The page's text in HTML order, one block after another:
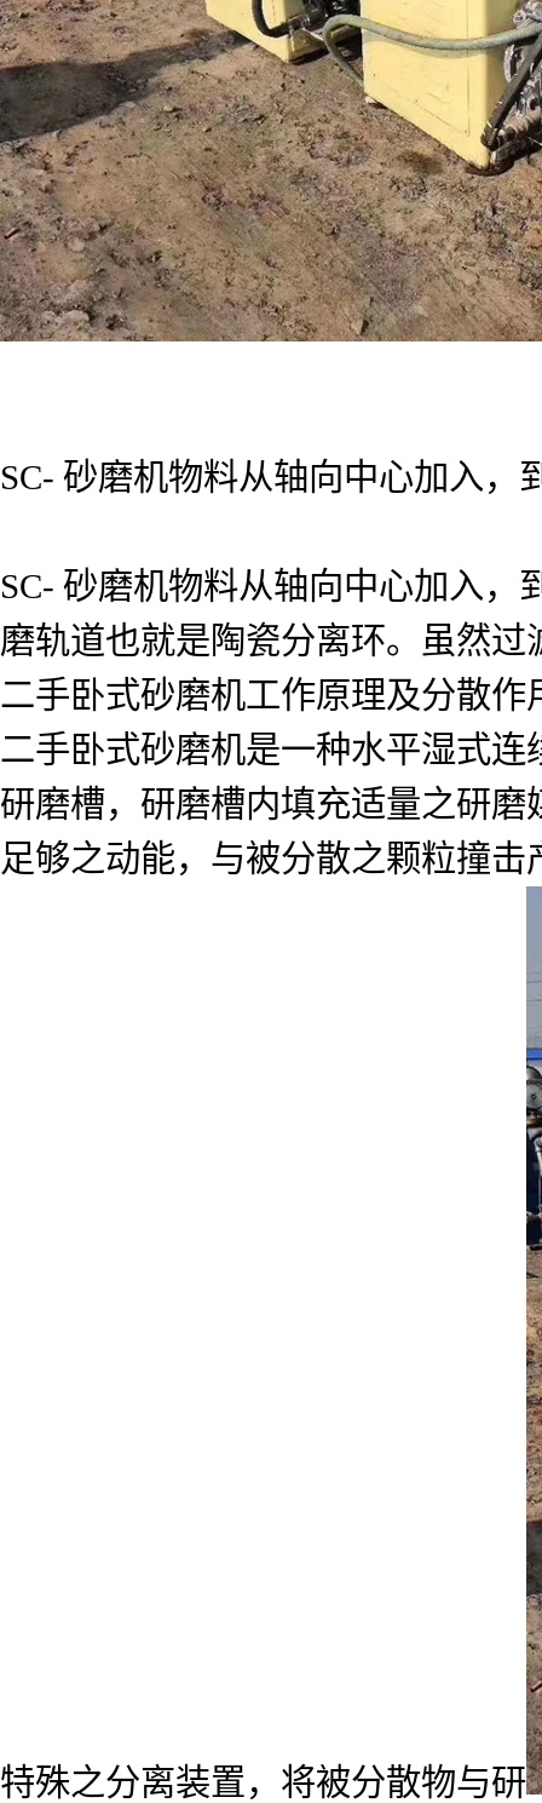
SC- 砂磨机物料从轴向中心加入，
SC- 砂磨机物料从轴向中心加入
磨轨道也就是陶瓷分离环。虽然
二手卧式砂磨机工作原理及分散作
二手卧式砂磨机是一种水平湿式
研磨槽，研磨槽内填充适量之研
足够之动能，与被分散之颗粒撞
特殊之分离装置，将被分散物与研